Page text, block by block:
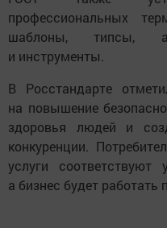
профессиональных
шаблоны, типсы,
и инструменты.
В Росстандарте
на повышение
здоровья людей и
конкуренции.
услуги соответствуют
а бизнес будет